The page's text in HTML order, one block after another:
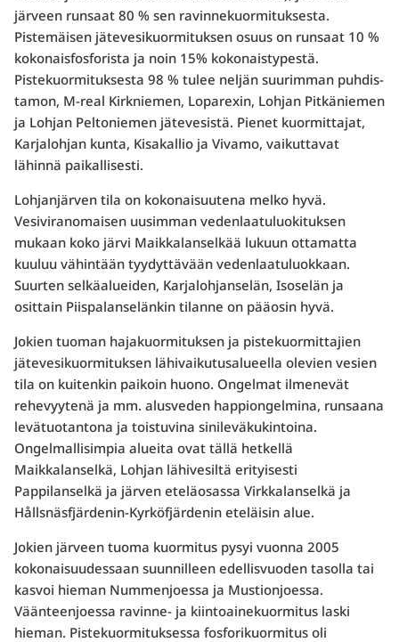
järveen runsaat 80 % sen ravinnekuormituksesta.
Pistemäisen jätevesikuormituksen osuus on runsaat 10 %
kokonaisfos­forista ja noin 15% kokonaistypestä.
Pistekuormituksesta 98 % tulee neljän suurimman puhdis­
tamon, M-real Kirkniemen, Loparexin, Lohjan Pitkäniemen
ja Lohjan Peltoniemen jätevesistä. Pienet kuormittajat,
Karjalohjan kunta, Kisakallio ja Vivamo, vaikuttavat
lähinnä paikallisesti.
Lohjanjärven tila on kokonaisuutena melko hyvä.
Vesiviranomaisen uusimman vedenlaatu­luokituksen
mukaan koko järvi Maikkalanselkää lukuun ottamatta
kuuluu vähintään tyydyttä­vään vedenlaatuluokkaan.
Suurten selkäalueiden, Karjalohjanselän, Isoselän ja
osittain Piispa­lanselänkin tilanne on pääosin hyvä.
Jokien tuoman hajakuormituksen ja pistekuormittajien
jätevesikuormituksen lähivaikutusalueel­la olevien vesien
tila on kuitenkin paikoin huono. Ongelmat ilmenevät
rehevyytenä ja mm. alus­veden happiongelmina, runsaana
levätuotantona ja toistuvina sinileväkukintoina.
Ongelmalli­simpia alueita ovat tällä hetkellä
Maikkalanselkä, Lohjan lähivesiltä erityisesti
Pappilanselkä ja järven eteläosassa Virkkalanselkä ja
Hållsnäsfjärdenin-Kyrköfjärdenin eteläisin alue.
Jokien järveen tuoma kuormitus pysyi vuonna 2005
kokonaisuudessaan suunnilleen edellisvuo­den tasolla tai
kasvoi hieman Nummenjoessa ja Mustionjoessa.
Väänteenjoessa ravinne- ja kiin­toainekuormitus laski
hieman. Pistekuormituksessa fosforikuormitus oli